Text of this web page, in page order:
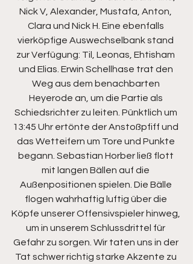
Nick V, Alexander, Mustafa, Anton,
Clara und Nick H. Eine ebenfalls
vierköpfige Auswechselbank stand
zur Verfügung: Til, Leonas, Ehtisham
und Elias. Erwin Schellhase trat den
Weg aus dem benachbarten
Heyerode an, um die Partie als
Schiedsrichter zu leiten. Pünktlich um
13:45 Uhr ertönte der Anstoßpfiff und
das Wetteifern um Tore und Punkte
begann. Sebastian Horber ließ flott
mit langen Bällen auf die
Außenpositionen spielen. Die Bälle
flogen wahrhaftig luftig über die
Köpfe unserer Offensivspieler hinweg,
um in unserem Schlussdrittel für
Gefahr zu sorgen. Wir taten uns in der
Tat schwer richtig starke Akzente zu